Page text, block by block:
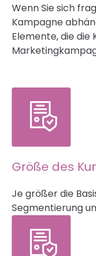
Wenn Sie sich
Kampagne
Elemente, die die
Größe des
Je größer die
Segmentierung